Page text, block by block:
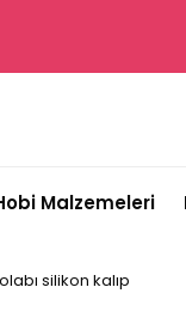
Malzemeleri
silikon kalıp